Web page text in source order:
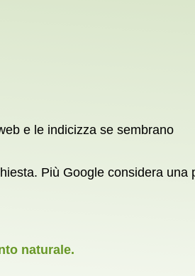
e le indicizza se sembrano
Più Google considera una
naturale.